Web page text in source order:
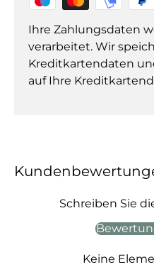
Ihre Zahlungsdaten
verarbeitet. Wir
Kreditkartendaten
auf Ihre
Schreiben Sie
Keine